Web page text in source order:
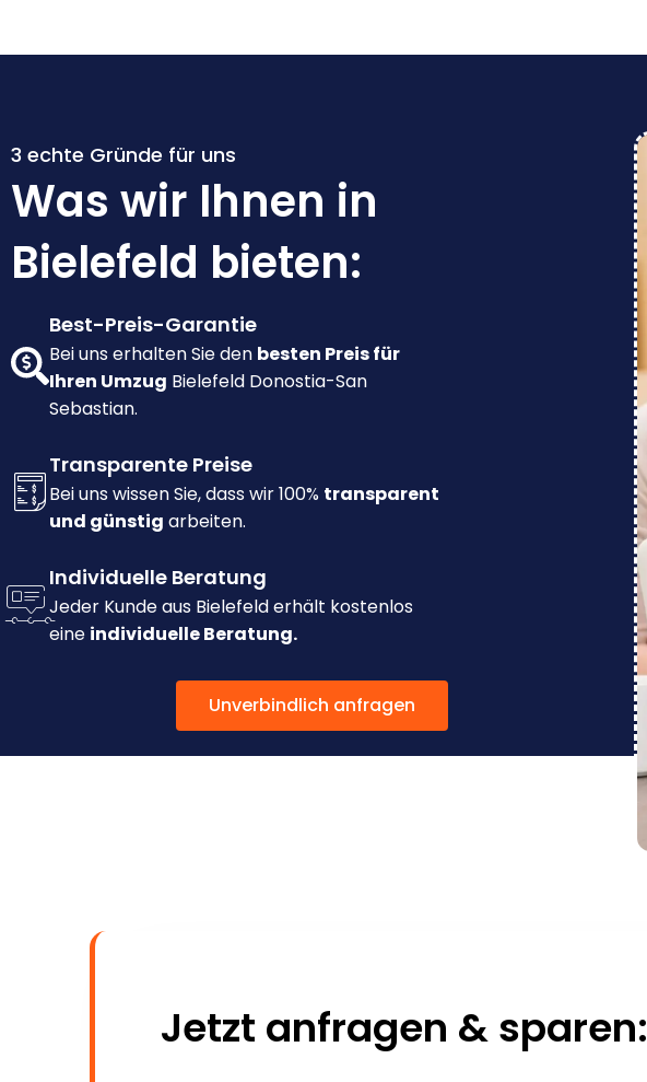
3 echte Gründe für uns
Was wir Ihnen in
Bielefeld bieten:
Best-Preis-Garantie
Bei uns erhalten Sie den besten Preis für
Ihren Umzug Bielefeld Donostia-San
Sebastian.
Transparente Preise
Bei uns wissen Sie, dass wir 100% transparent
und günstig arbeiten.
Individuelle Beratung
Jeder Kunde aus Bielefeld erhält kostenlos
eine individuelle Beratung.
Unverbindlich anfragen
Jetzt anfragen & sparen: